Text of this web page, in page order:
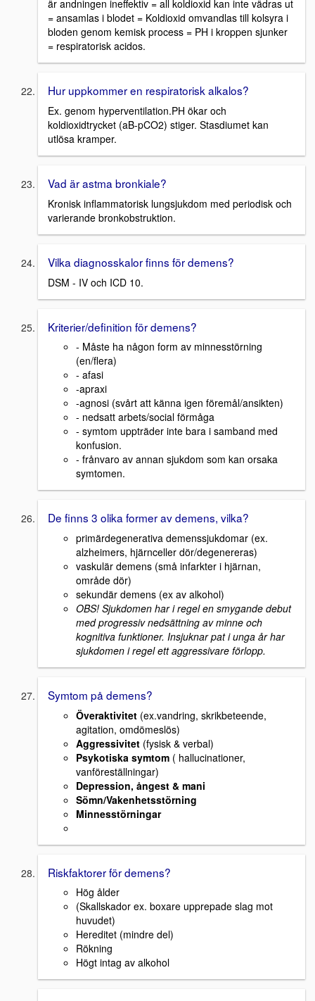
är andningen ineffektiv = all koldioxid kan inte vädras ut
= ansamlas i blodet = Koldioxid omvandlas till kolsyra i
bloden genom kemisk process = PH i kroppen sjunker
= respiratorisk acidos.
Hur uppkommer en respiratorisk alkalos?
Ex. genom hyperventilation.PH ökar och
koldioxidtrycket (aB-pCO2) stiger. Stasdiumet kan
utlösa kramper.
Vad är astma bronkiale?
Kronisk inflammatorisk lungsjukdom med periodisk och
varierande bronkobstruktion.
Vilka diagnosskalor finns för demens?
DSM - IV och ICD 10.
Kriterier/definition för demens?
- Måste ha någon form av minnesstörning
(en/flera)
- afasi
-apraxi
-agnosi (svårt att känna igen föremål/ansikten)
- nedsatt arbets/social förmåga
- symtom uppträder inte bara i samband med
konfusion.
- frånvaro av annan sjukdom som kan orsaka
symtomen.
De finns 3 olika former av demens, vilka?
primärdegenerativa demenssjukdomar (ex.
alzheimers, hjärnceller dör/degenereras)
vaskulär demens (små infarkter i hjärnan,
område dör)
sekundär demens (ex av alkohol)
OBS! Sjukdomen har i regel en smygande debut
med progressiv nedsättning av minne och
kognitiva funktioner. Insjuknar pat i unga år har
sjukdomen i regel ett aggressivare förlopp.
Symtom på demens?
Överaktivitet (ex.vandring, skrikbeteende,
agitation, omdömeslös)
Aggressivitet (fysisk & verbal)
Psykotiska symtom ( hallucinationer,
vanföreställningar)
Depression, ångest & mani
Sömn/Vakenhetsstörning
Minnesstörningar
Riskfaktorer för demens?
Hög ålder
(Skallskador ex. boxare upprepade slag mot
huvudet)
Hereditet (mindre del)
Rökning
Högt intag av alkohol